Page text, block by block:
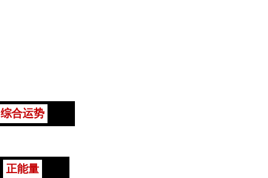
综合运势
正能量